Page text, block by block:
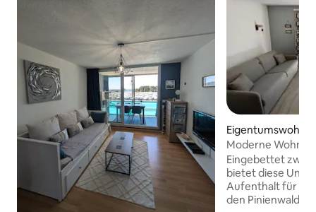
nau
Moderne
Lacanau Ozean
Eingebettet
bietet diese
Aufenthalt für
den Pinienwald